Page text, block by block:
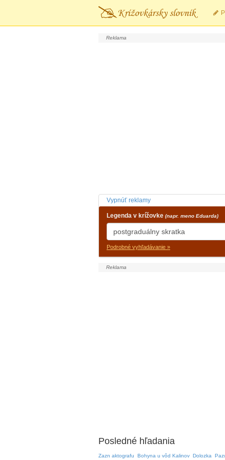
Vypnúť reklamy
Legenda v krížovke (napr. meno Eduarda)
Podrobné vyhľadávanie »
Posledné hľadania
Zazn aktografu Bohyna u vôd Kalinov Dolozka